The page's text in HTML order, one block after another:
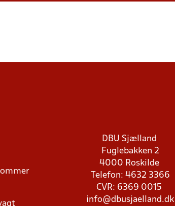
DBU Sjælland
Fuglebakken 2
4000 Roskilde
Telefon: 4632 3366
CVR: 6369 0015
info@dbusjaelland.dk